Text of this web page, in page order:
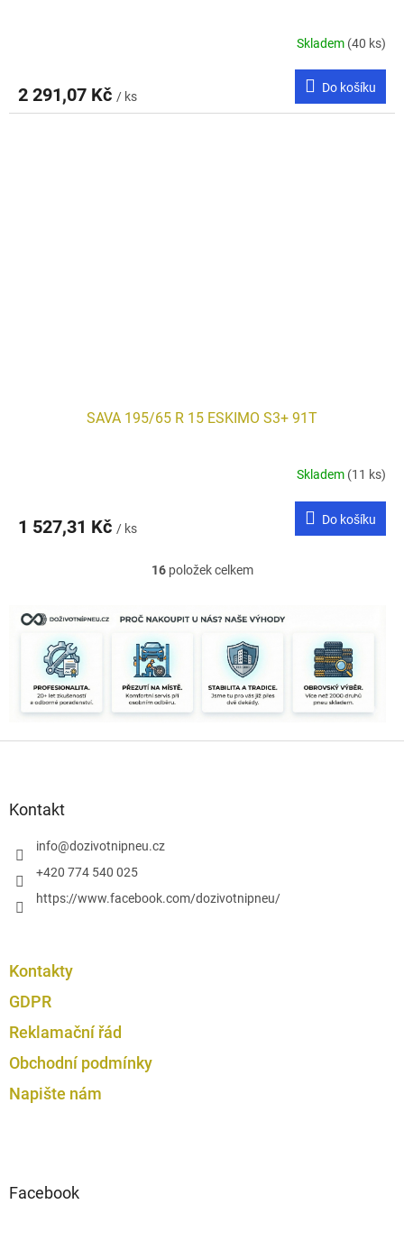
Skladem (40 ks)
2 291,07 Kč / ks
Do košíku
SAVA 195/65 R 15 ESKIMO S3+ 91T
Skladem (11 ks)
1 527,31 Kč / ks
Do košíku
O
l
p
16položek celkem
Kontakt
info@dozivotnipneu.cz
+420 774 540 025
https://www.facebook.com/dozivotnipneu/
Kontakty
GDPR
Reklamační řád
Obchodní podmínky
Napište nám
Facebook